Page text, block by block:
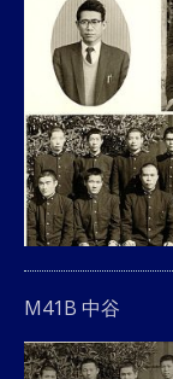
M41B 中谷